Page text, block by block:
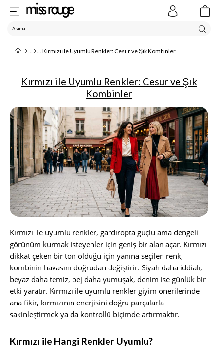
Kırmızı ile Uyumlu Renkler: Cesur ve Şık Kombinler
Kırmızı ile Uyumlu Renkler: Cesur ve Şık
Kombinler
Kırmızı ile uyumlu renkler, gardıropta güçlü ama dengeli
görünüm kurmak isteyenler için geniş bir alan açar. Kırmızı
dikkat çeken bir ton olduğu için yanına seçilen renk,
kombinin havasını doğrudan değiştirir. Siyah daha iddialı,
beyaz daha temiz, bej daha yumuşak, denim ise günlük bir
etki yaratır. Kırmızı ile uyumlu renkler giyim önerilerinde
ana fikir, kırmızının enerjisini doğru parçalarla
sakinleştirmek ya da kontrollü biçimde artırmaktır.
Kırmızı ile Hangi Renkler Uyumlu?